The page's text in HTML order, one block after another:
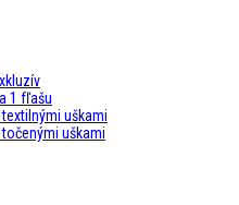
1 fľašu
uškami
uškami